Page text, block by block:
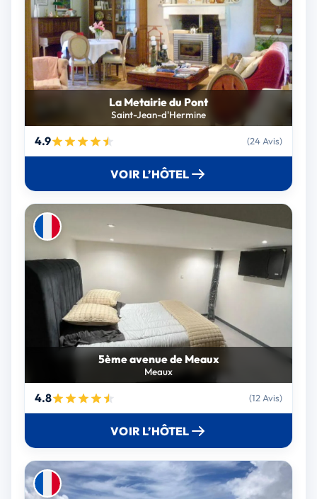
La Metairie du Pont
Saint-Jean-d'Hermine
4.9 (24 Avis)
VOIR L’HÔTEL
5ème avenue de Meaux
Meaux
4.8 (12 Avis)
VOIR L’HÔTEL